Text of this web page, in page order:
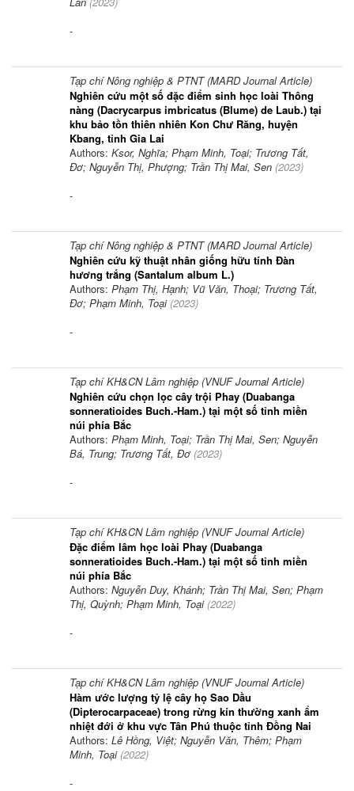
-
Tạp chí Nông nghiệp & PTNT (MARD Journal Article)
Nghiên cứu một số đặc điểm sinh học loài Thông
nàng (Dacrycarpus imbricatus (Blume) de Laub.) tại
khu bảo tồn thiên nhiên Kon Chư Răng, huyện
Kbang, tỉnh Gia Lai
Authors: Ksor, Nghĩa; Phạm Minh, Toại; Trương Tất,
Đơ; Nguyễn Thị, Phượng; Trần Thị Mai, Sen (2023)
-
Tạp chí Nông nghiệp & PTNT (MARD Journal Article)
Nghiên cứu kỹ thuật nhân giống hữu tính Đàn
hương trắng (Santalum album L.)
Authors: Phạm Thị, Hạnh; Vũ Văn, Thoại; Trương Tất,
Đơ; Phạm Minh, Toại(2023)
-
Tạp chí KH&CN Lâm nghiệp (VNUF Journal Article)
Nghiên cứu chọn lọc cây trội Phay (Duabanga
sonneratioides Buch.-Ham.) tại một số tỉnh miền
núi phía Bắc
Authors: Phạm Minh, Toại; Trần Thị Mai, Sen; Nguyễn
Bá, Trung; Trương Tất, Đơ (2023)
-
Tạp chí KH&CN Lâm nghiệp (VNUF Journal Article)
Đặc điểm lâm học loài Phay (Duabanga
sonneratioides Buch.-Ham.) tại một số tỉnh miền
núi phía Bắc
Authors: Nguyễn Duy, Khánh; Trần Thị Mai, Sen; Phạm
Thị, Quỳnh; Phạm Minh, Toại(2022)
-
Tạp chí KH&CN Lâm nghiệp (VNUF Journal Article)
Hàm ước lượng tỷ lệ cây họ Sao Dầu
(Dipterocarpaceae) trong rừng kín thường xanh ẩm
nhiệt đới ở khu vực Tân Phú thuộc tỉnh Đồng Nai
Authors: Lê Hồng, Việt; Nguyễn Văn, Thêm; Phạm
Minh, Toại(2022)
-